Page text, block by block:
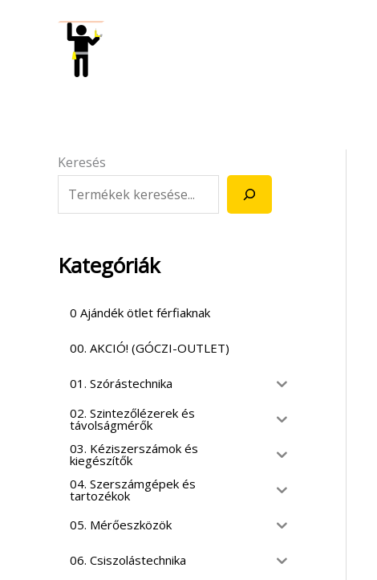
Keresés
Kategóriák
0 Ajándék ötlet férfiaknak
00. AKCIÓ! (GÓCZI-OUTLET)
01. Szórástechnika
02. Szintezőlézerek és
távolságmérők
03. Kéziszerszámok és
kiegészítők
04. Szerszámgépek és
tartozékok
05. Mérőeszközök
06. Csiszolástechnika